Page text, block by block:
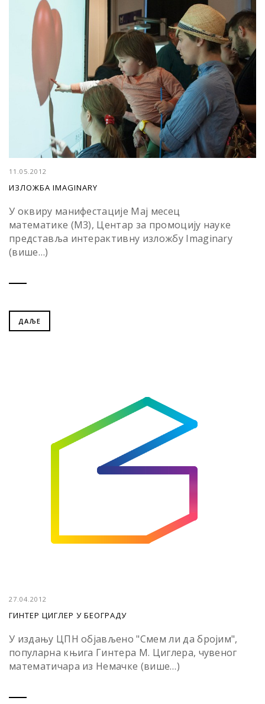
11.05.2012
ИЗЛОЖБА IMAGINARY
У оквиру манифестације Мај месец
математике (М3), Центар за промоцију науке
представља интерактивну изложбу Imaginary
(више…)
ДАЉЕ
27.04.2012
ГИНТЕР ЦИГЛЕР У БЕОГРАДУ
У издању ЦПН објављено "Смем ли да бројим",
популарна књига Гинтера M. Циглера, чувеног
математичара из Немачке (више…)